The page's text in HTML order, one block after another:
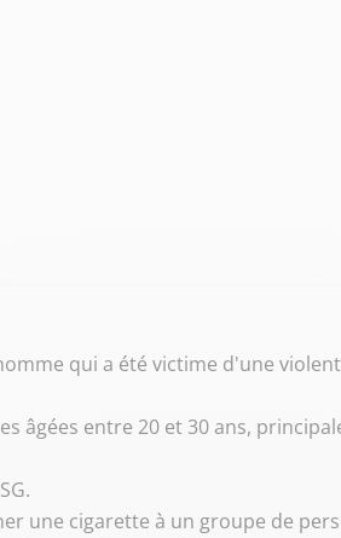
qui a été victime d'une
âgées entre 20 et 30 ans,
une cigarette à un groupe de